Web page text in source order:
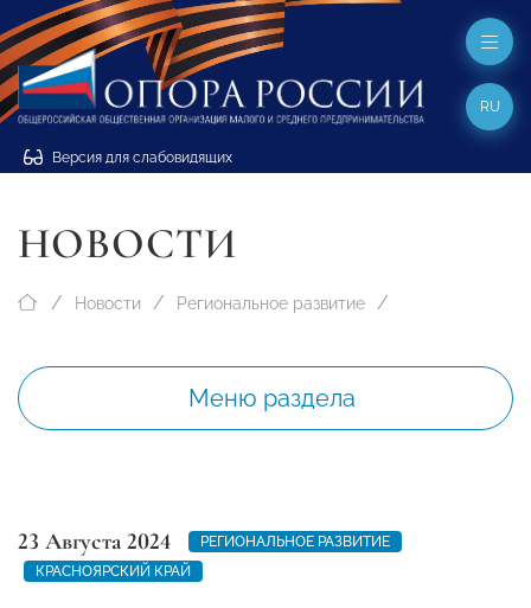
Версия для слабовидящих
RU
НОВОСТИ
Новости Региональное развитие
Меню раздела
23 Августа 2024
РЕГИОНАЛЬНОЕ РАЗВИТИЕ
КРАСНОЯРСКИЙ КРАЙ